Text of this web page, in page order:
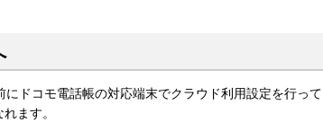
ドコモ電話帳の対応端末でクラウド利用設定を行って
ます。